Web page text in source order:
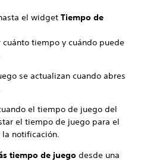
el widget Tiempo de
tiempo y cuándo puede
se actualizan cuando abres
el tiempo de juego del
el tiempo de juego para el
notificación.
tiempo de juego desde una